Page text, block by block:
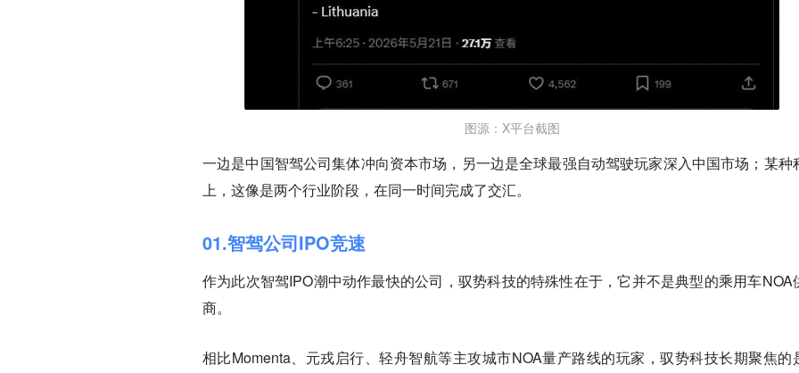
图源：X平台截图
一边是中国智驾公司集体冲向资本市场，另一边是全球最强自动驾驶玩家深入中国市场；某种
上，这像是两个行业阶段，在同一时间完成了交汇。
01.智驾公司IPO竞速
作为此次智驾IPO潮中动作最快的公司，驭势科技的特殊性在于，它并不是典型的乘用车NOA
商。
相比Momenta、元戎启行、轻舟智航等主攻城市NOA量产路线的玩家，驭势科技长期聚焦的